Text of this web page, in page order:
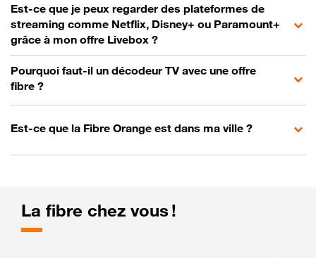
Est-ce que je peux regarder des plateformes de
streaming comme Netflix, Disney+ ou Paramount+
grâce à mon offre Livebox ?
Pourquoi faut-il un décodeur TV avec une offre
fibre ?
Est-ce que la Fibre Orange est dans ma ville ?
La fibre chez vous !